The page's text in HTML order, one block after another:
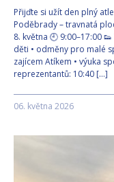
Přijďte si užít den plný
Poděbrady – travnatá
8. května 🕘 9:00–17:00
děti • odměny pro malé
zajícem Atíkem • výuka
reprezentantů: 10:40 […]
06. května 2026